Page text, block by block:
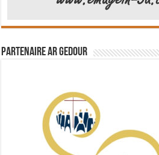
Partenaire Ar Gedour